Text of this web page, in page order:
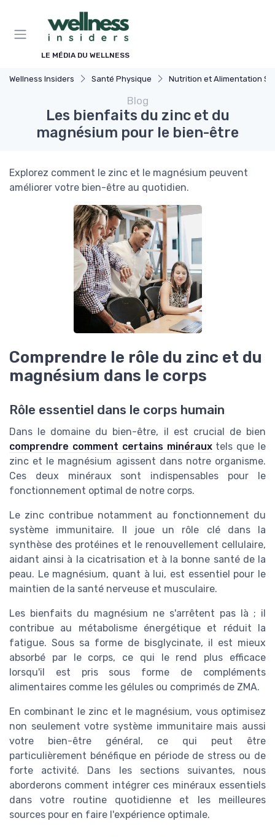
LE MÉDIA DU WELLNESS
Wellness Insiders Santé Physique Nutrition et Alimentation Saine
Blog
Les bienfaits du zinc et du
magnésium pour le bien-être
Explorez comment le zinc et le magnésium peuvent
améliorer votre bien-être au quotidien.
Comprendre le rôle du zinc et du
magnésium dans le corps
Rôle essentiel dans le corps humain
Dans le domaine du bien-être, il est crucial de bien
comprendre comment certains minérauxtels que le
zinc et le magnésium agissent dans notre organisme.
Ces deux minéraux sont indispensables pour le
fonctionnement optimal de notre corps.
Le zinc contribue notamment au fonctionnement du
système immunitaire. Il joue un rôle clé dans la
synthèse des protéines et le renouvellement cellulaire,
aidant ainsi à la cicatrisation et à la bonne santé de la
peau. Le magnésium, quant à lui, est essentiel pour le
maintien de la santé nerveuse et musculaire.
Les bienfaits du magnésium ne s'arrêtent pas là ; il
contribue au métabolisme énergétique et réduit la
fatigue. Sous sa forme de bisglycinate, il est mieux
absorbé par le corps, ce qui le rend plus efficace
lorsqu'il est pris sous forme de compléments
alimentaires comme les gélules ou comprimés de ZMA.
En combinant le zinc et le magnésium, vous optimisez
non seulement votre système immunitaire mais aussi
votre bien-être général, ce qui peut être
particulièrement bénéfique en période de stress ou de
forte activité. Dans les sections suivantes, nous
aborderons comment intégrer ces minéraux essentiels
dans votre routine quotidienne et les meilleures
sources pour en faire l'expérience optimale.